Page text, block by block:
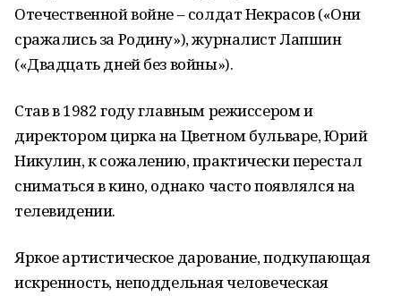
Отечественной войне – солдат Некрасов («Они
сражались за Родину»), журналист Лапшин
(«Двадцать дней без войны»).
Став в 1982 году главным режиссером и
директором цирка на Цветном бульваре, Юрий
Никулин, к сожалению, практически перестал
сниматься в кино, однако часто появлялся на
телевидении.
Яркое артистическое дарование, подкупающая
искренность, неподдельная человеческая